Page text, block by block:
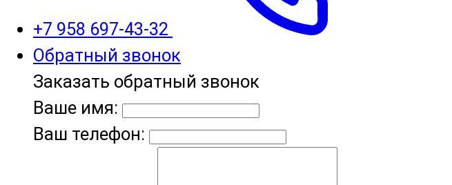
+7 958 697-43-32
Обратный звонок
Заказать обратный звонок
Ваше имя:
Ваш телефон: